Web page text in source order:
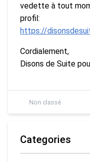
vedette à tout
profil:
https://
Cordialement,
Disons de Suite
Non classé
Categories